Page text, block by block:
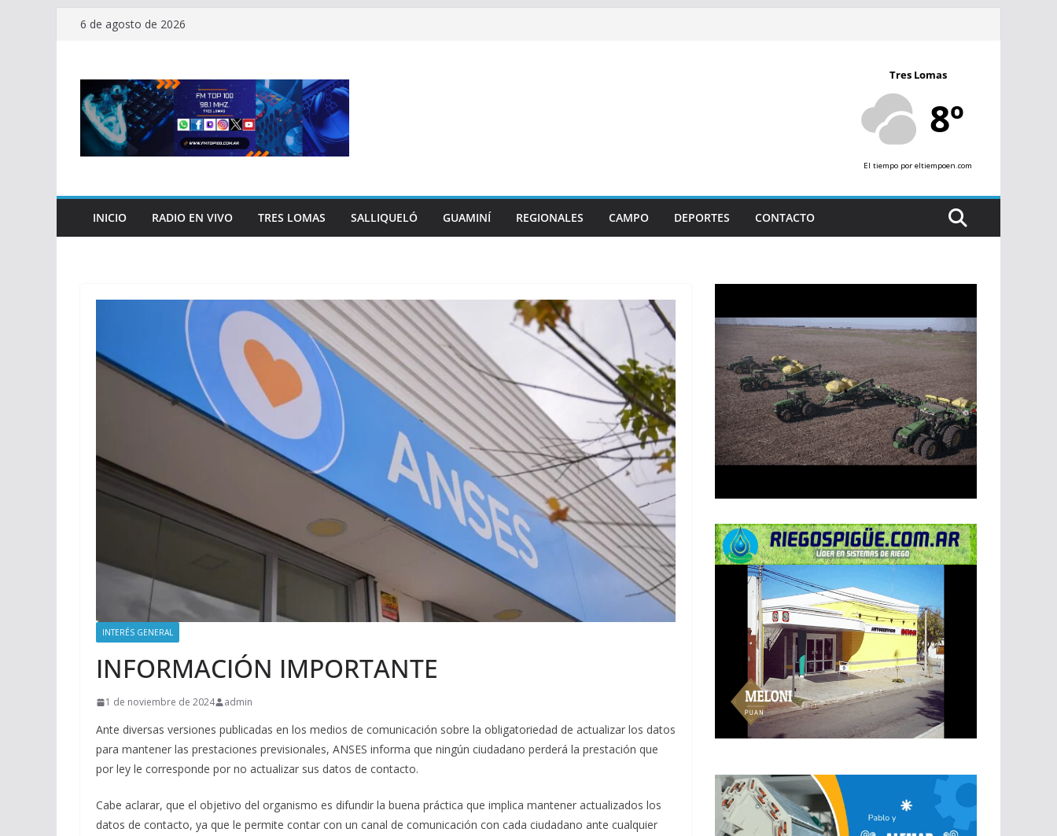
Saltar6 de agosto de 2026
Tres Lomas
8º
El tiempo por eltiempoen.com
INICIO RADIO EN VIVO TRES LOMAS SALLIQUELÓ GUAMINÍ REGIONALES CAMPO DEPORTES CONTACTO
INTERÉS GENERAL
INFORMACIÓN IMPORTANTE
1 de noviembre de 2024 admin
Ante diversas versiones publicadas en los medios de comunicación sobre la obligatoriedad de actualizar los datos
para mantener las prestaciones previsionales, ANSES informa que ningún ciudadano perderá la prestación que
por ley le corresponde por no actualizar sus datos de contacto.
Cabe aclarar, que el objetivo del organismo es difundir la buena práctica que implica mantener actualizados los
datos de contacto, ya que le permite contar con un canal de comunicación con cada ciudadano ante cualquier